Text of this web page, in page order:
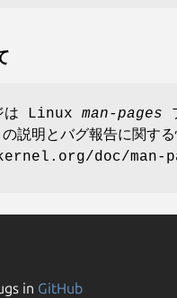
は Linux man-pages
説明とバグ報告に関す
doc/man-
in GitHub